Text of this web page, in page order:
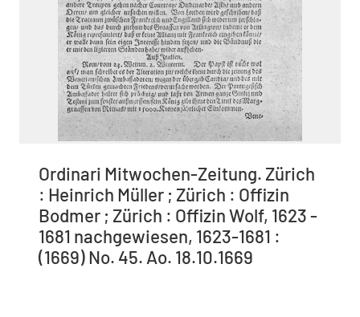
Ordinari Mitwochen-Zeitung. Zürich
: Heinrich Müller ; Zürich : Offizin
Bodmer ; Zürich : Offizin Wolf, 1623 -
1681 nachgewiesen, 1623-1681 :
(1669) No. 45. Ao. 18.10.1669